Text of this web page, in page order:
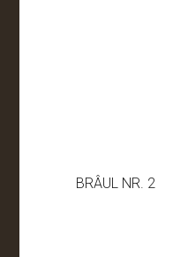
BRÂUL NR. 2